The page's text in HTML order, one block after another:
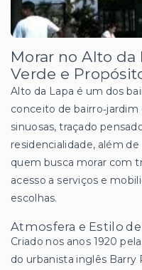
Morar no Alto da
Verde e
Alto da Lapa é um dos
conceito de
sinuosas, traçado
residencialidade, além
quem busca morar com
acesso a serviços e
escolhas.
Atmosfera e Estilo de
Criado nos anos 1920
do urbanista inglês Barry